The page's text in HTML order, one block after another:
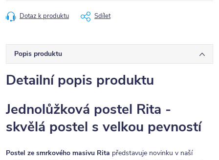
Dotaz k produktu Sdílet
Popis produktu
Detailní popis produktu
Jednolůžková postel Rita -
skvělá postel s velkou pevností
Postel ze smrkového masivu Rita představuje novinku v naší